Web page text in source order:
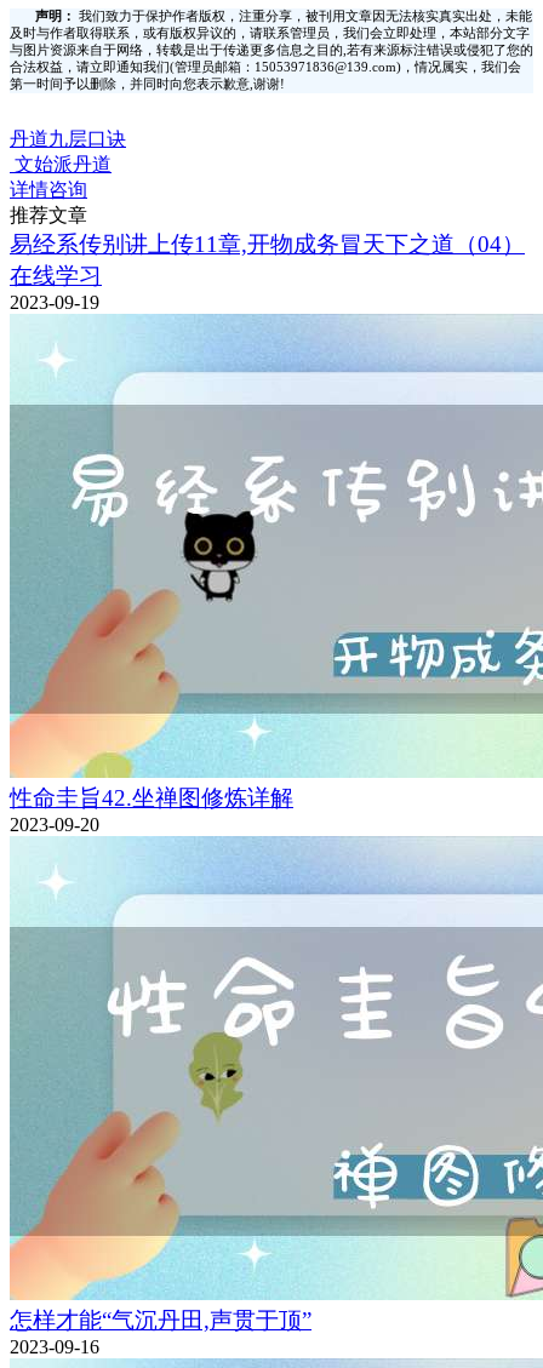
声明：
我们致力于保护作者版权，注重分享，被刊用文章因无法核实真实出处，未能
及时与作者取得联系，或有版权异议的，请联系管理员，我们会立即处理，本站部分文字
与图片资源来自于网络，转载是出于传递更多信息之目的,若有来源标注错误或侵犯了您的
合法权益，请立即通知我们(管理员邮箱：15053971836@139.com)，情况属实，我们会
第一时间予以删除，并同时向您表示歉意,谢谢!
丹道九层口诀
文始派丹道
详情咨询
推荐文章
易经系传别讲上传11章,开物成务冒天下之道（04）
在线学习
2023-09-19
性命圭旨42.坐禅图修炼详解
2023-09-20
怎样才能“气沉丹田,声贯于顶”
2023-09-16